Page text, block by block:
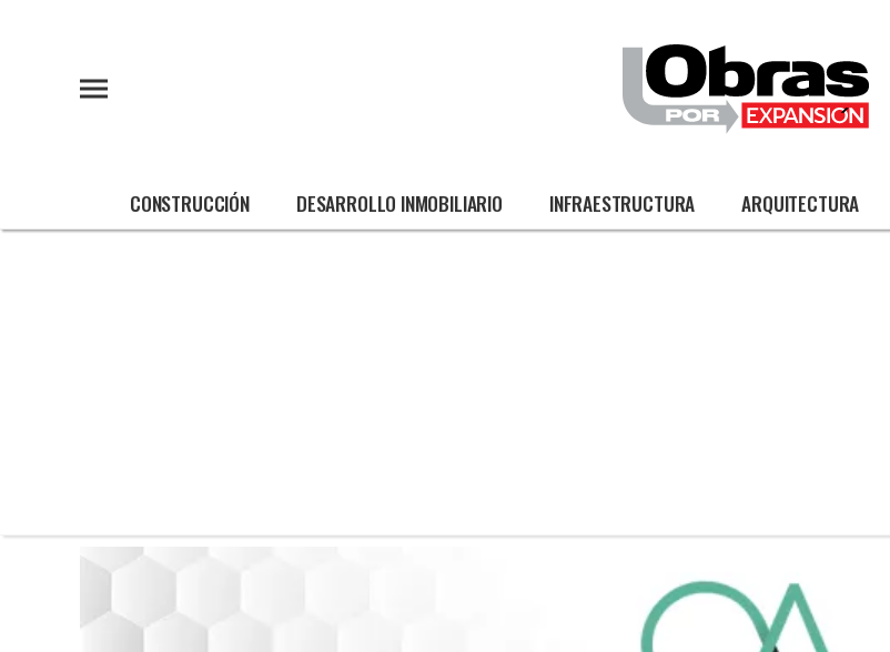
CONSTRUCCIÓN DESARROLLO INMOBILIARIO INFRAESTRUCTURA ARQUITECTURA